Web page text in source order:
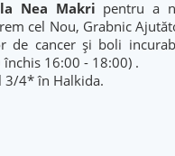
Nea Makri pentru a
cel Nou, Grabnic
de cancer şi boli
16:00 - 18:00) .
3/4* în Halkida.